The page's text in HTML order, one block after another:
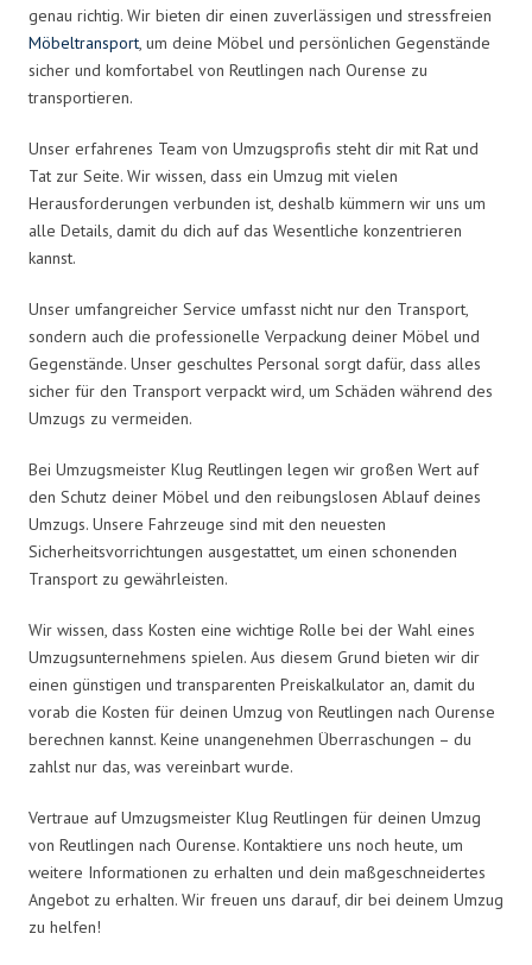
genau richtig. Wir bieten dir einen zuverlässigen und stressfreien
Möbeltransport, um deine Möbel und persönlichen Gegenstände
sicher und komfortabel von Reutlingen nach Ourense zu
transportieren.
Unser erfahrenes Team von Umzugsprofis steht dir mit Rat und
Tat zur Seite. Wir wissen, dass ein Umzug mit vielen
Herausforderungen verbunden ist, deshalb kümmern wir uns um
alle Details, damit du dich auf das Wesentliche konzentrieren
kannst.
Unser umfangreicher Service umfasst nicht nur den Transport,
sondern auch die professionelle Verpackung deiner Möbel und
Gegenstände. Unser geschultes Personal sorgt dafür, dass alles
sicher für den Transport verpackt wird, um Schäden während des
Umzugs zu vermeiden.
Bei Umzugsmeister Klug Reutlingen legen wir großen Wert auf
den Schutz deiner Möbel und den reibungslosen Ablauf deines
Umzugs. Unsere Fahrzeuge sind mit den neuesten
Sicherheitsvorrichtungen ausgestattet, um einen schonenden
Transport zu gewährleisten.
Wir wissen, dass Kosten eine wichtige Rolle bei der Wahl eines
Umzugsunternehmens spielen. Aus diesem Grund bieten wir dir
einen günstigen und transparenten Preiskalkulator an, damit du
vorab die Kosten für deinen Umzug von Reutlingen nach Ourense
berechnen kannst. Keine unangenehmen Überraschungen – du
zahlst nur das, was vereinbart wurde.
Vertraue auf Umzugsmeister Klug Reutlingen für deinen Umzug
von Reutlingen nach Ourense. Kontaktiere uns noch heute, um
weitere Informationen zu erhalten und dein maßgeschneidertes
Angebot zu erhalten. Wir freuen uns darauf, dir bei deinem Umzug
zu helfen!